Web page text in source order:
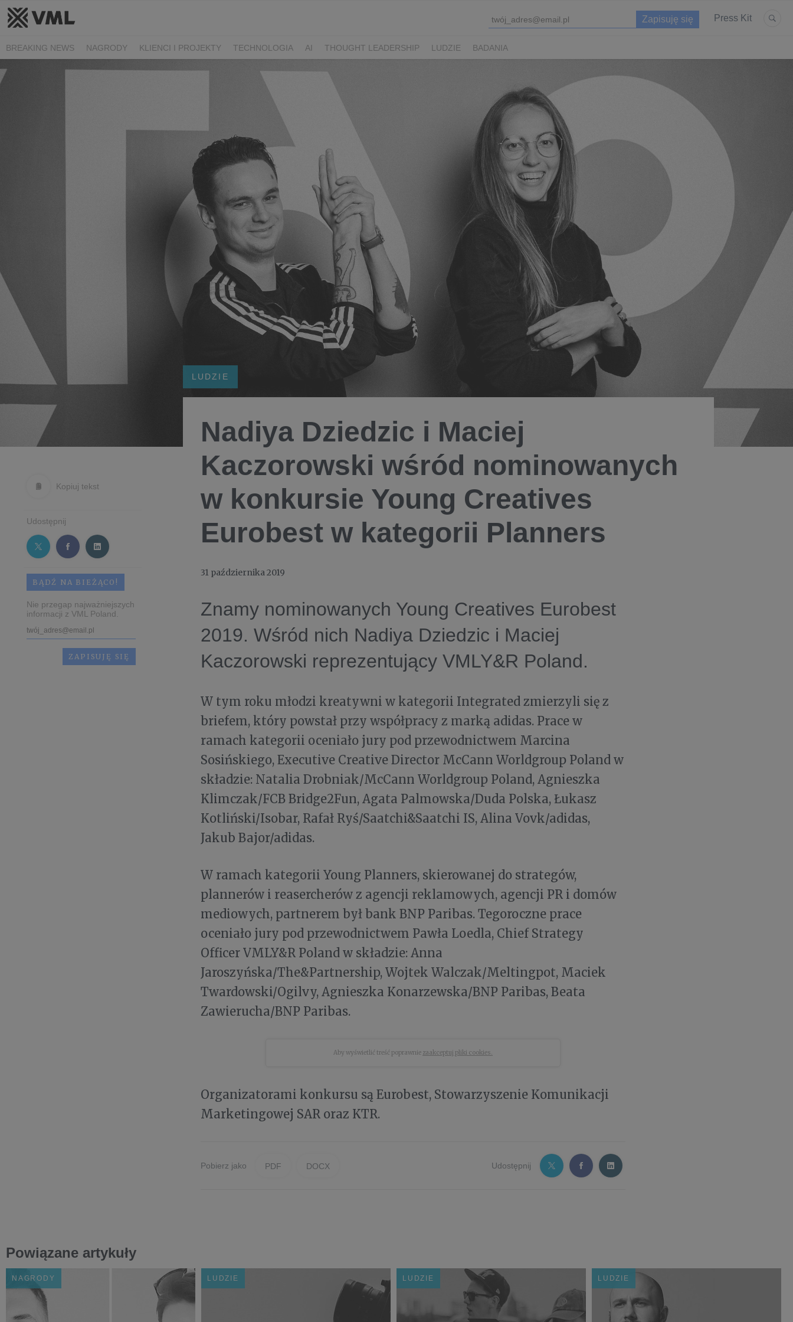
Press Kit
BREAKING NEWS NAGRODY KLIENCI I PROJEKTY TECHNOLOGIA AI THOUGHT LEADERSHIP LUDZIE BADANIA
Kopiuj tekst
Udostępnij
BĄDŹ NA BIEŻĄCO!
Nie przegap najważniejszych
informacji z VML Poland.
LUDZIE
Nadiya Dziedzic i Maciej
Kaczorowski wśród nominowanych
w konkursie Young Creatives
Eurobest w kategorii Planners
31 października 2019
Znamy nominowanych Young Creatives Eurobest
2019. Wśród nich Nadiya Dziedzic i Maciej
Kaczorowski reprezentujący VMLY&R Poland.
W tym roku młodzi kreatywni w kategorii Integrated zmierzyli się z
briefem, który powstał przy współpracy z marką adidas. Prace w
ramach kategorii oceniało jury pod przewodnictwem Marcina
Sosińskiego, Executive Creative Director McCann Worldgroup Poland w
składzie: Natalia Drobniak/McCann Worldgroup Poland, Agnieszka
Klimczak/FCB Bridge2Fun, Agata Palmowska/Duda Polska, Łukasz
Kotliński/Isobar, Rafał Ryś/Saatchi&Saatchi IS, Alina Vovk/adidas,
Jakub Bajor/adidas.
W ramach kategorii Young Planners, skierowanej do strategów,
plannerów i reasercherów z agencji reklamowych, agencji PR i domów
mediowych, partnerem był bank BNP Paribas. Tegoroczne prace
oceniało jury pod przewodnictwem Pawła Loedla, Chief Strategy
Officer VMLY&R Poland w składzie: Anna
Jaroszyńska/The&Partnership, Wojtek Walczak/Meltingpot, Maciek
Twardowski/Ogilvy, Agnieszka Konarzewska/BNP Paribas, Beata
Zawierucha/BNP Paribas.
Aby wyświetlić treść poprawnie zaakceptuj pliki cookies.
Organizatorami konkursu są Eurobest, Stowarzyszenie Komunikacji
Marketingowej SAR oraz KTR.
Pobierz jako PDF DOCX Udostępnij
Powiązane artykuły
NAGRODY LUDZIE LUDZIE LUDZIE